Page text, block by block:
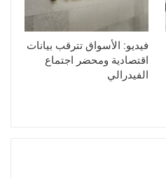
فيديو: الأسواق تترقب بيانات
اقتصادية ومحضر اجتماع
الفيدرالي